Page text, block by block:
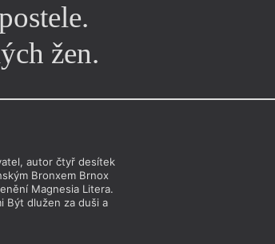
žen.
autor čtyř desítek
Bronxem Brnox
Magnesia Litera.
Být dlužen za duši a